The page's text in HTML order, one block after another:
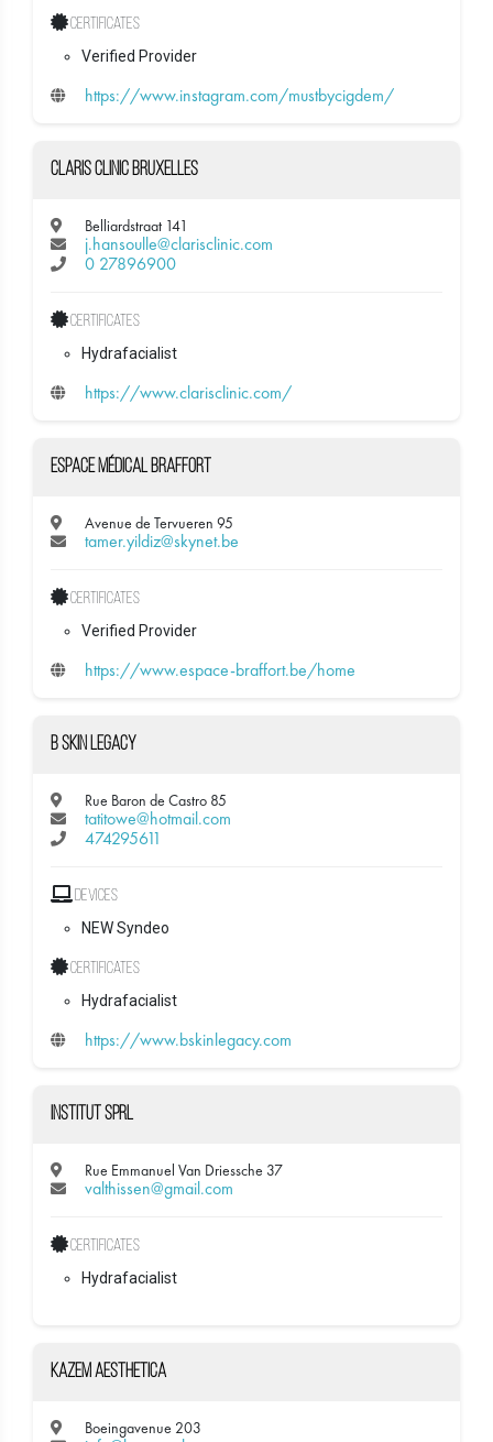
Certificates
Verified Provider
https://www.instagram.com/mustbycigdem/
Claris Clinic Bruxelles
Belliardstraat 141
j.hansoulle@clarisclinic.com
0 27896900
Certificates
Hydrafacialist
https://www.clarisclinic.com/
Espace médical Braffort
Avenue de Tervueren 95
tamer.yildiz@skynet.be
Certificates
Verified Provider
https://www.espace-braffort.be/home
B Skin Legacy
Rue Baron de Castro 85
tatitowe@hotmail.com
474295611
Devices
NEW Syndeo
Certificates
Hydrafacialist
https://www.bskinlegacy.com
Institut SPRL
Rue Emmanuel Van Driessche 37
valthissen@gmail.com
Certificates
Hydrafacialist
Kazem Aesthetica
Boeingavenue 203